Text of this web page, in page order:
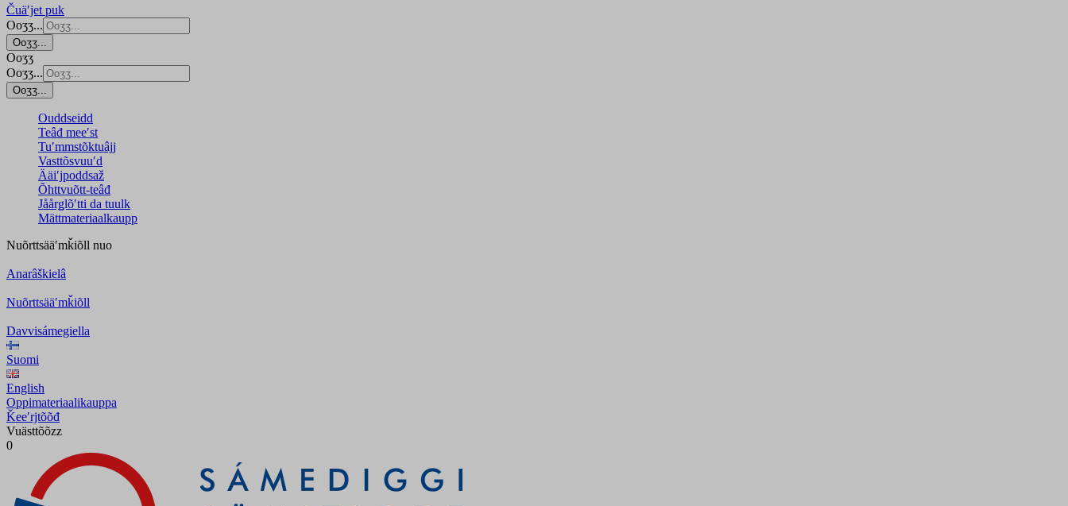
Čuäʹjet puk
Ooʒʒ...
Ooʒʒ...
Ooʒʒ
Ooʒʒ...
Ooʒʒ...
Ouddseidd
Teâđ meeʹst
Tuʹmmstõktuâjj
Vasttõsvuuʹd
Ääiʹjpoddsaž
Õhttvuõtt-teâđ
Jåårǥlõʹtti da tuulk
Mättmateriaalkaupp
Nuõrttsääʹmǩiõll nuo
Anarâškielâ
Nuõrttsääʹmǩiõll
Davvisámegiella
Suomi
English
Oppimateriaalikauppa
Ǩeeʹrjtõõđ
Vuästtõõzz
0